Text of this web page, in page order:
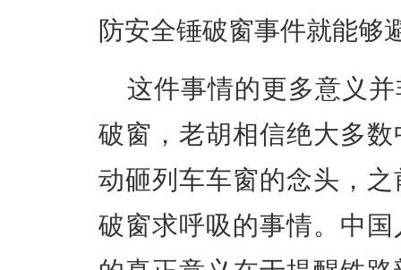
防安全锤破窗事件就能够
这件事情的更多意义
破窗，老胡相信绝大多
动砸列车车窗的念头，
破窗求呼吸的事情。中